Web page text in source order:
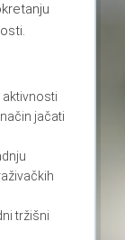
aktivnosti
jačati
tržišni